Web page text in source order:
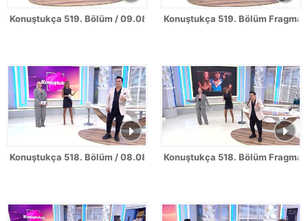
Konuştukça 519. Bölüm / 09.08.2026Konuştukça 519. Bölüm
Konuştukça 518. Bölüm / 08.08.2026Konuştukça 518. Bölüm